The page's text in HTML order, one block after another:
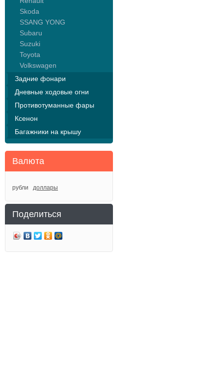
Skoda
SSANG YONG
Subaru
Suzuki
Toyota
Volkswagen
Задние фонари
Дневные ходовые огни
Противотуманные фары
Ксенон
Багажники на крышу
Валюта
рубли доллары
Поделиться